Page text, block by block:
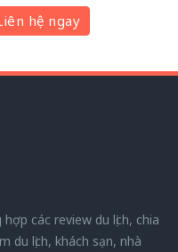
hệ ngay
các review du lịch, chia
du lịch, khách sạn, nhà